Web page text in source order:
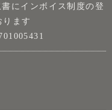
にインボイス制度の登
ります